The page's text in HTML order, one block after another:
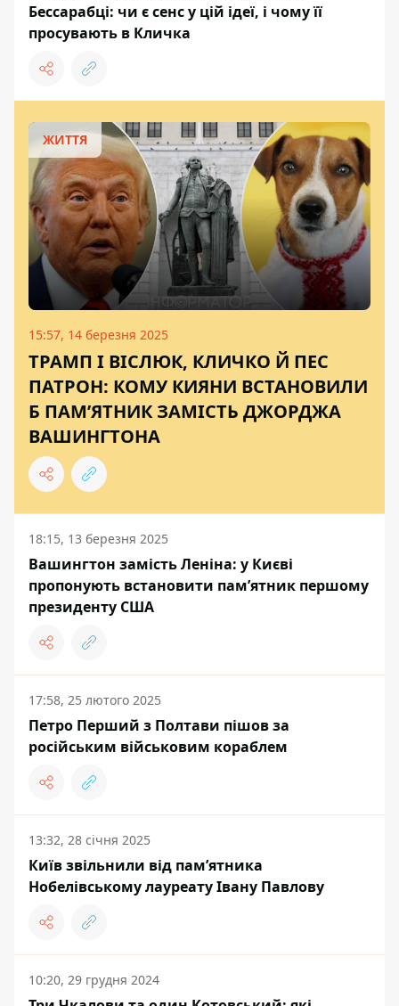
Бессарабці: чи є сенс у цій ідеї, і чому її
просувають в Кличка
ЖИТТЯ
15:57, 14 березня 2025
ТРАМП І ВІСЛЮК, КЛИЧКО Й ПЕС
ПАТРОН: КОМУ КИЯНИ ВСТАНОВИЛИ
Б ПАМ’ЯТНИК ЗАМІСТЬ ДЖОРДЖА
ВАШИНГТОНА
18:15, 13 березня 2025
Вашингтон замість Леніна: у Києві
пропонують встановити пам’ятник першому
президенту США
17:58, 25 лютого 2025
Петро Перший з Полтави пішов за
російським військовим кораблем
13:32, 28 січня 2025
Київ звільнили від пам’ятника
Нобелівському лауреату Івану Павлову
10:20, 29 грудня 2024